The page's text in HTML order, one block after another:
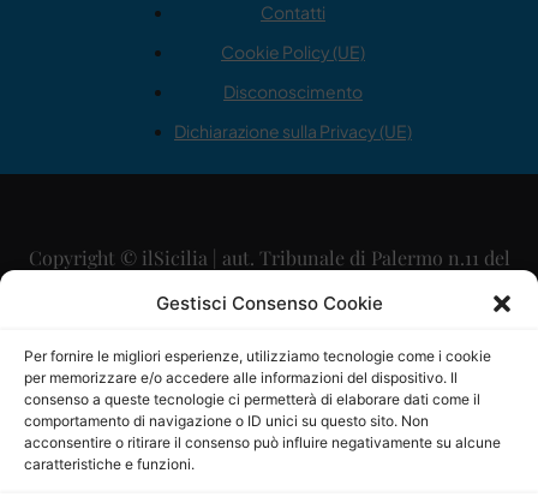
Gestisci Consenso Cookie
Per fornire le migliori esperienze, utilizziamo tecnologie come i cookie
per memorizzare e/o accedere alle informazioni del dispositivo. Il
consenso a queste tecnologie ci permetterà di elaborare dati come il
comportamento di navigazione o ID unici su questo sito. Non
acconsentire o ritirare il consenso può influire negativamente su alcune
caratteristiche e funzioni.
Contatti
Cookie Policy (UE)
Disconoscimento
Dichiarazione sulla Privacy (UE)
Copyright © ilSicilia | aut. Tribunale di Palermo n.11 del
29/09/2015
Direttore Editoriale: Maurizio Scaglione
Direttore Responsabile: Maria Calabrese